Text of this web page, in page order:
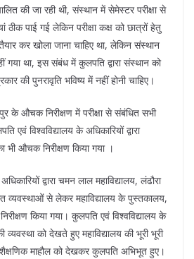
की जा रही थी, संस्थान में सेमेस्टर परीक्षा से
ठीक पाई गई लेकिन परीक्षा कक्ष को छात्रों हेतु
कर खोला जाना चाहिए था, लेकिन संस्थान
गया था, इस संबंध में कुलपति द्वारा संस्थान को
की पुनरावृति भविष्य में नहीं होनी चाहिए।
के औचक निरीक्षण में परीक्षा से संबंधित सभी
एवं विश्वविद्यालय के अधिकारियों द्वारा
भी औचक निरीक्षण किया गया ।
द्वारा चमन लाल महाविद्यालय, लंढौरा
व्यवस्थाओं से लेकर महाविद्यालय के पुस्तकालय,
किया गया। कुलपति एवं विश्वविद्यालय के
व्यवस्था को देखते हुए महाविद्यालय की भूरी भूरी
शैक्षणिक माहौल को देखकर कुलपति अभिभूत हुए।